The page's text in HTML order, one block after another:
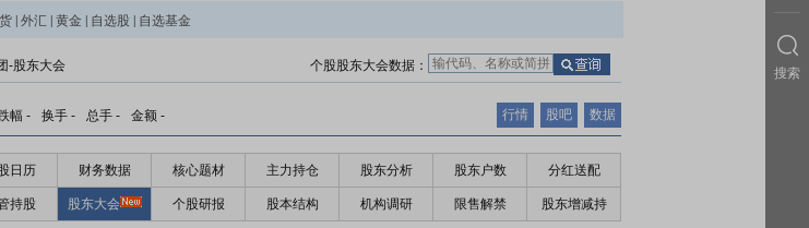
外汇 黄金 自选股 自选基金
-股东大会 个股股东大会数据：
幅 - 换手 - 总手 - 金额 - 行情 股吧 数据
日历 财务数据 核心题材 主力持仓 股东分析 股东户数 分红送配
持股 股东大会 个股研报 股本结构 机构调研 限售解禁 股东增减持
搜索